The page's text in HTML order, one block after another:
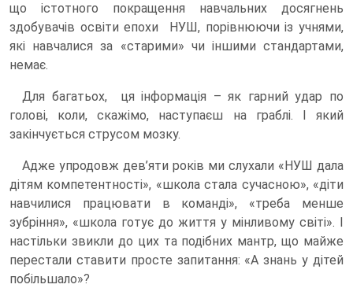
що істотного покращення навчальних досягнень
здобувачів освіти епохи НУШ, порівнюючи із учнями,
які навчалися за «старими» чи іншими стандартами,
немає.
Для багатьох, ця інформація – як гарний удар по
голові, коли, скажімо, наступаєш на граблі. І який
закінчується струсом мозку.
Адже упродовж дев’яти років ми слухали «НУШ дала
дітям компетентності», «школа стала сучасною», «діти
навчилися працювати в команді», «треба менше
зубріння», «школа готує до життя у мінливому світі». І
настільки звикли до цих та подібних мантр, що майже
перестали ставити просте запитання: «А знань у дітей
побільшало»?